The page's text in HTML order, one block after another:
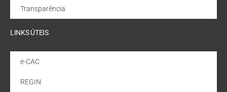
Transparência
LINKS ÚTEIS
e-CAC
REGIN